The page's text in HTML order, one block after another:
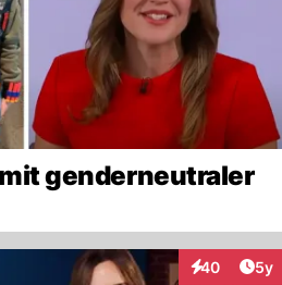
genderneutraler
40
Interaktionen
5y